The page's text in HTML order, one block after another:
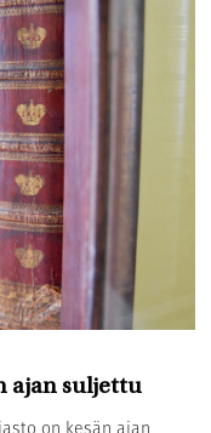
ajan suljettu
on kesän ajan